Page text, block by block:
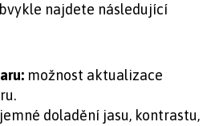
najdete následující
možnost aktualizace
jemné doladění jasu, kontrastu,